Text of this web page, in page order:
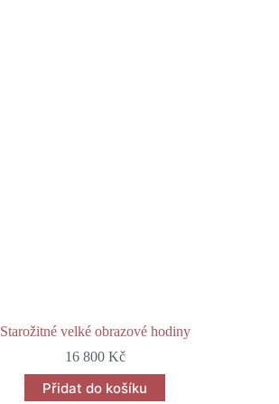
Starožitné velké obrazové hodiny
16 800 Kč
Přidat do košíku